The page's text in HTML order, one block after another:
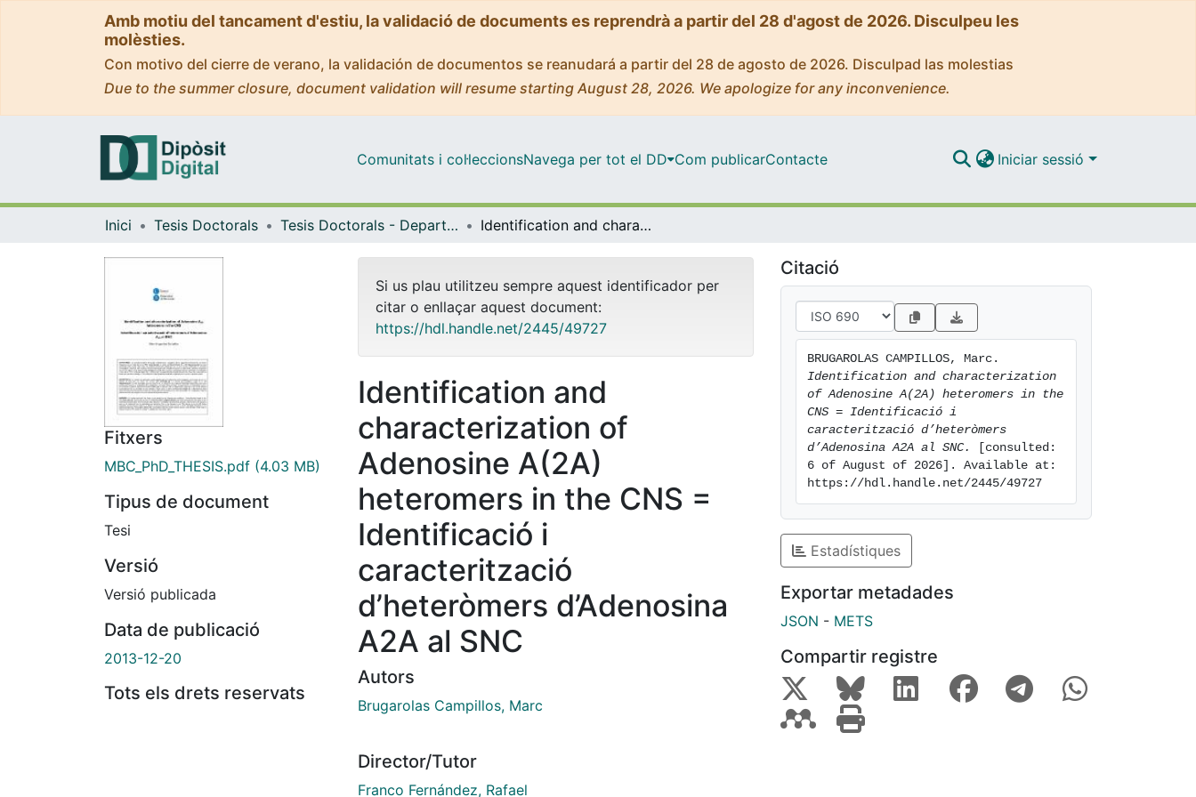
Amb motiu del tancament d'estiu, la validació de documents es reprendrà a partir del 28 d'agost de 2026. Disculpeu les
molèsties.
Con motivo del cierre de verano, la validación de documentos se reanudará a partir del 28 de agosto de 2026. Disculpad las molestias
Due to the summer closure, document validation will resume starting August 28, 2026. We apologize for any inconvenience.
Comunitats i col·leccionsNavega per tot el DD Com publicarContacte Iniciar sessió
Inici Tesis Doctorals Tesis Doctorals - Departament - Bioquímica i Biologia Molecular (Biologia) Identification and characterization of Adenosine A(2A) heteromers in the CNS = Identificació i caracterització d’heteròmers d’Adenosina A2A al SNC
Fitxers
MBC_PhD_THESIS.pdf (4.03 MB)
Tipus de document
Tesi
Versió
Versió publicada
Data de publicació
2013-12-20
Tots els drets reservats
Si us plau utilitzeu sempre aquest identificador per
citar o enllaçar aquest document:
https://hdl.handle.net/2445/49727
Identification and
characterization of
Adenosine A(2A)
heteromers in the CNS =
Identificació i
caracterització
d’heteròmers d’Adenosina
A2A al SNC
Autors
Brugarolas Campillos, Marc
Director/Tutor
Franco Fernández, Rafael
Citació
Identification and characterization
of Adenosine A(2A) heteromers in the
CNS = Identificació i
caracterització d’heteròmers
d’Adenosina A2A al SNC.
[consulted:
6 of August of 2026]. Available at:
https://hdl.handle.net/2445/49727
Estadístiques
Exportar metadades
JSON - METS
Compartir registre